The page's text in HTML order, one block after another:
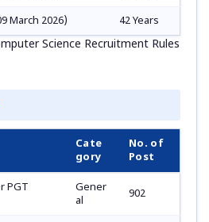
March 2026) 42 Years
Science Recruitment Rules
Cate
gory
No. of
Post
PGT
Gener
al
902